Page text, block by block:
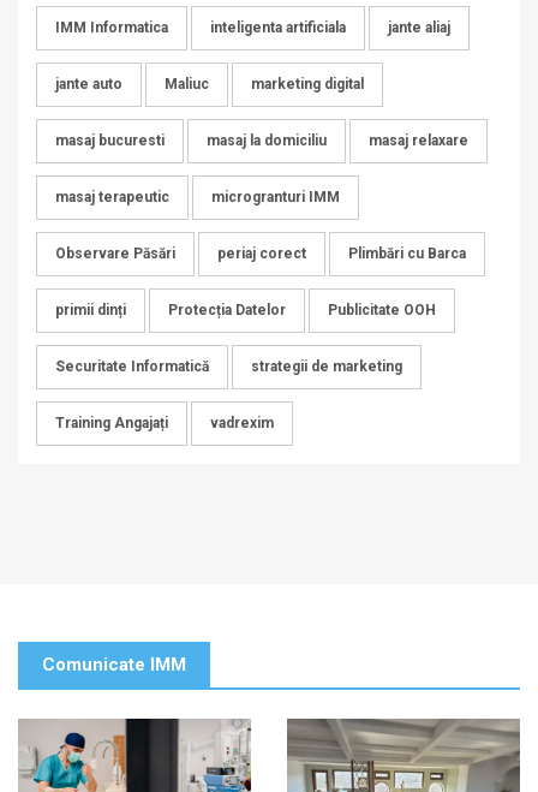
IMM Informatica inteligenta artificiala jante aliaj
jante auto Maliuc marketing digital
masaj bucuresti masaj la domiciliu masaj relaxare
masaj terapeutic microgranturi IMM
Observare Păsări periaj corect Plimbări cu Barca
primii dinți Protecția Datelor Publicitate OOH
Securitate Informatică strategii de marketing
Training Angajați vadrexim
Comunicate IMM